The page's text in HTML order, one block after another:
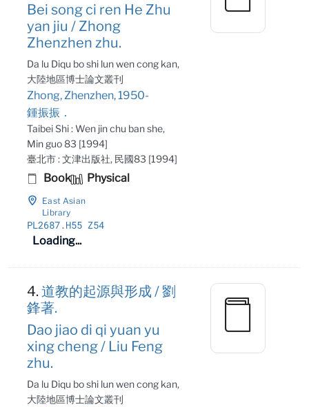
Bei song ci ren He Zhu
yan jiu / Zhong
Zhenzhen zhu.
Da lu Diqu bo shi lun wen cong kan,
大陸地區博士論文叢刊
Zhong, Zhenzhen, 1950-
鍾振振．
Taibei Shi : Wen jin chu ban she,
Min guo 83 [1994]
臺北市 : 文津出版社, 民國83 [1994]
Book Physical
East Asian
Library
PL2687.H55 Z54
Loading...
4.道教的起源與形成 / 劉
鋒著.
Dao jiao di qi yuan yu
xing cheng / Liu Feng
zhu.
Da lu Diqu bo shi lun wen cong kan,
大陸地區博士論文叢刊